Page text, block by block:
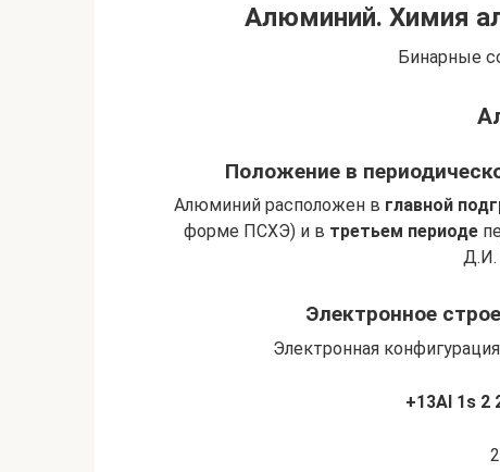
Алюминий. Химия
Бинарные
Положение в
Алюминий расположен в главной
форме ПСХЭ) и в третьем периоде
Д.И.
Электронное
Электронная конфигурация
+13Al 1s 2